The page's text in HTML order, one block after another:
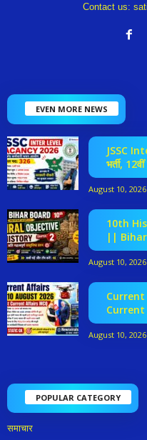
Contact us:
EVEN MORE NEWS
JSSC
भर्ती,
August 10, 2026
10th
|| Bihar
August 10, 2026
August 10, 2026
POPULAR CATEGORY
समाचार